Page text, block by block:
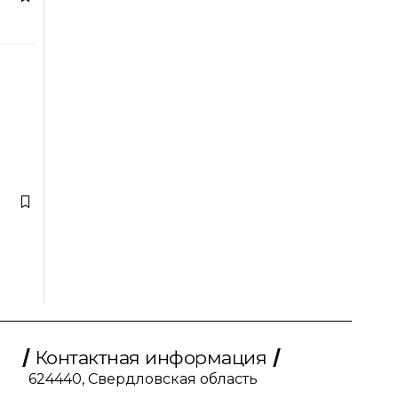
Контактная информация
624440, Свердловская область